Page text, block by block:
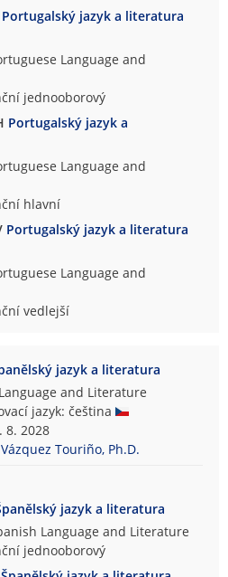
Portugalský jazyk a literatura
Language and
jednooborový
Portugalský jazyk a
Language and
hlavní
Portugalský jazyk a literatura
Language and
vedlejší
jazyk a literatura
and Literature
jazyk: čeština
8. 2028
Touriño, Ph.D.
jazyk a literatura
Language and Literature
jednooborový